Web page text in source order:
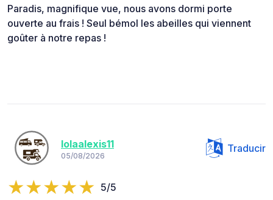
Paradis, magnifique vue, nous avons dormi porte
ouverte au frais ! Seul bémol les abeilles qui viennent
goûter à notre repas !
lolaalexis11
05/08/2026
Traducir
5/5